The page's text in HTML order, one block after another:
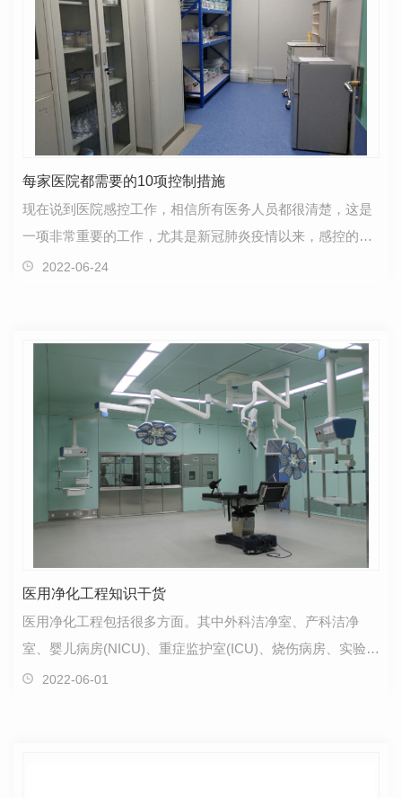
每家医院都需要的10项控制措施
现在说到医院感控工作，相信所有医务人员都很清楚，这是
一项非常重要的工作，尤其是新冠肺炎疫情以来，感控的重
要性已经深入人心。想想这个。这是为什么呢？直接原…
2022-06-24
医用净化工程知识干货
医用净化工程包括很多方面。其中外科洁净室、产科洁净
室、婴儿病房(NICU)、重症监护室(ICU)、烧伤病房、实验室
净化、人工透析室、标本室等。都是医疗净化工程的内…
2022-06-01